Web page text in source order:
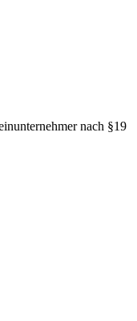
nach §19